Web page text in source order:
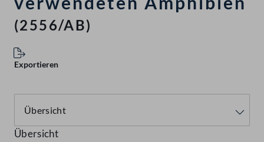
(2556/AB)
Exportieren
Übersicht